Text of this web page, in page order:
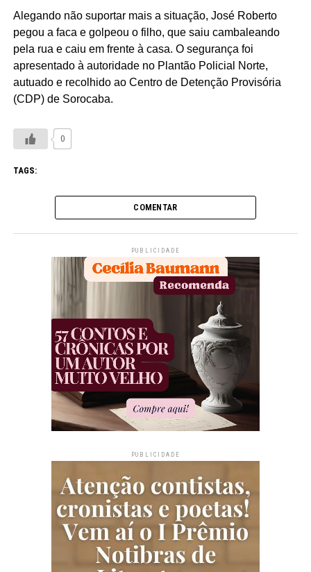
Alegando não suportar mais a situação, José Roberto
pegou a faca e golpeou o filho, que saiu cambaleando
pela rua e caiu em frente à casa. O segurança foi
apresentado à autoridade no Plantão Policial Norte,
autuado e recolhido ao Centro de Detenção Provisória
(CDP) de Sorocaba.
0
TAGS:
COMENTAR
PUBLICIDADE
PUBLICIDADE